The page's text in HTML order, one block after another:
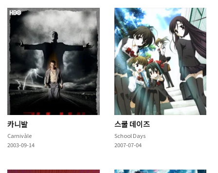
카니발
Carnivàle
2003-09-14
스쿨 데이즈
School Days
2007-07-04